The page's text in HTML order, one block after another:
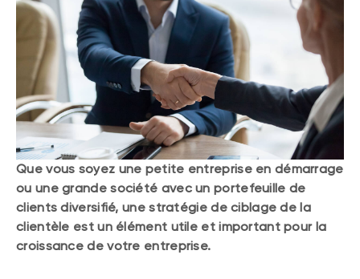
Que vous soyez une petite entreprise en démarrage
ou une grande société avec un portefeuille de
clients diversifié, une stratégie de ciblage de la
clientèle est un élément utile et important pour la
croissance de votre entreprise.